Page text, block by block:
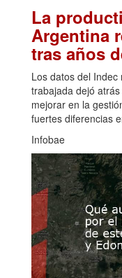
La
Argentina
tras años
Los datos del
trabajada dejó
mejorar en la
fuertes diferencias
Infobae